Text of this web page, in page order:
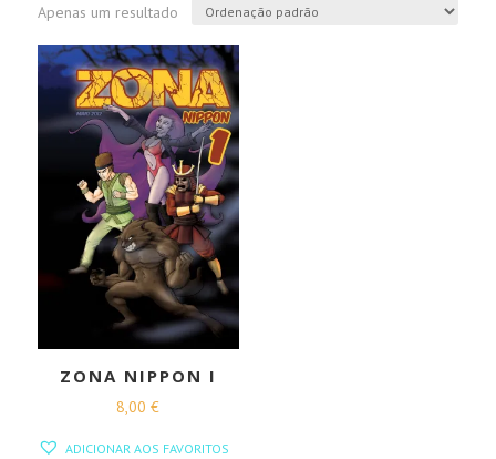
Apenas um resultado
ZONA NIPPON I
8,00€
ADICIONAR AOS FAVORITOS